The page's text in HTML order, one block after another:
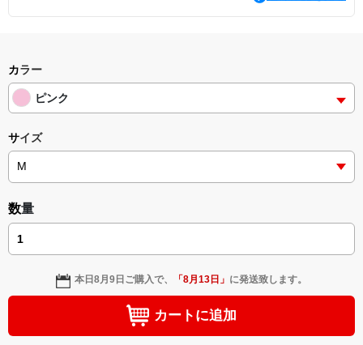
カラー
ピンク
サイズ
数量
本日8月9日 ご購入で、 「8月13日 」 に発送致します。
カートに追加